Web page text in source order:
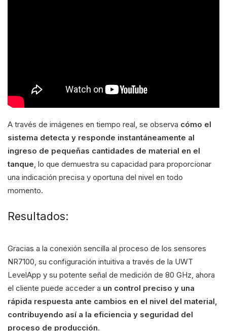
A través de imágenes en tiempo real, se observa cómo el
sistema detecta y responde instantáneamente al
ingreso de pequeñas cantidades de material en el
tanque, lo que demuestra su capacidad para proporcionar
una indicación precisa y oportuna del nivel en todo
momento.
Resultados:
Gracias a la conexión sencilla al proceso de los sensores
NR7100, su configuración intuitiva a través de la UWT
LevelApp y su potente señal de medición de 80 GHz, ahora
el cliente puede acceder a un control preciso y una
rápida respuesta ante cambios en el nivel del material,
contribuyendo así a la eficiencia y seguridad del
proceso de producción.